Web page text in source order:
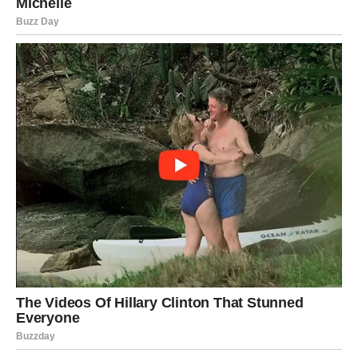
poslušate svoje srce. Ono možda već zna ono što razum
tek treba da shvati.